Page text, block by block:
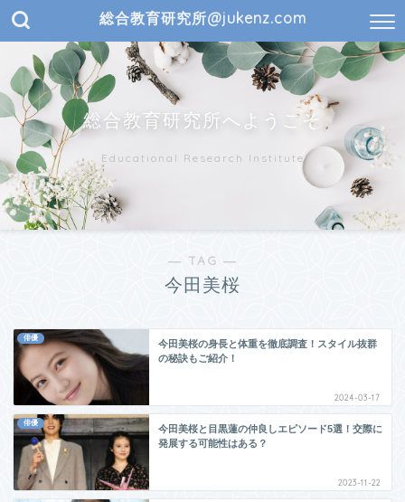
総合教育研究所@jukenz.com
総合教育研究所へようこそ
Educational Research Institute
― TAG ―
今田美桜
俳優
今田美桜の身長と体重を徹底調査！スタイル抜群
の秘訣もご紹介！
2024-03-17
俳優
今田美桜と目黒蓮の仲良しエピソード5選！交際に
発展する可能性はある？
2023-11-22